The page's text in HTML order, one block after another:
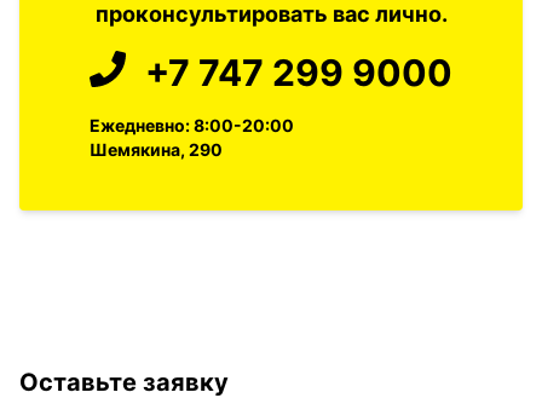
проконсультировать вас лично.
+7 747 299 9000
Ежедневно: 8:00-20:00
Шемякина, 290
Оставьте заявку